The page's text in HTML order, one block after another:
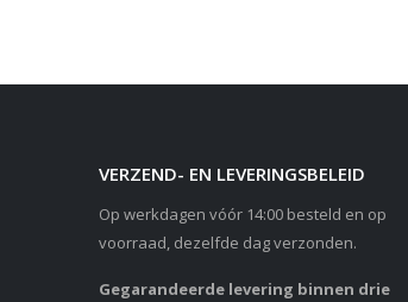
VERZEND- EN LEVERINGSBELEID
Op werkdagen vóór 14:00 besteld en op
voorraad, dezelfde dag verzonden.
Gegarandeerde levering binnen drie